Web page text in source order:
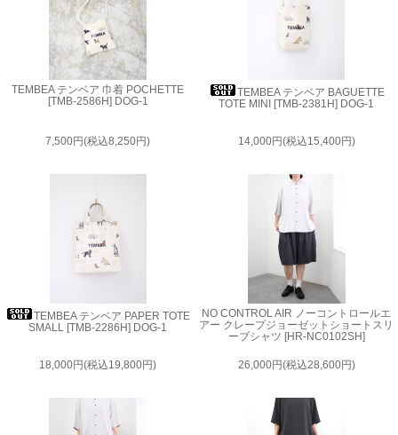
TEMBEA テンベア 巾着 POCHETTE
[TMB-2586H] DOG-1
7,500円(税込8,250円)
TEMBEA テンベア BAGUETTE
TOTE MINI [TMB-2381H] DOG-1
14,000円(税込15,400円)
TEMBEA テンベア PAPER TOTE
SMALL [TMB-2286H] DOG-1
18,000円(税込19,800円)
NO CONTROL AIR ノーコントロールエ
アー クレープジョーゼットショートスリ
ーブシャツ [HR-NC0102SH]
26,000円(税込28,600円)